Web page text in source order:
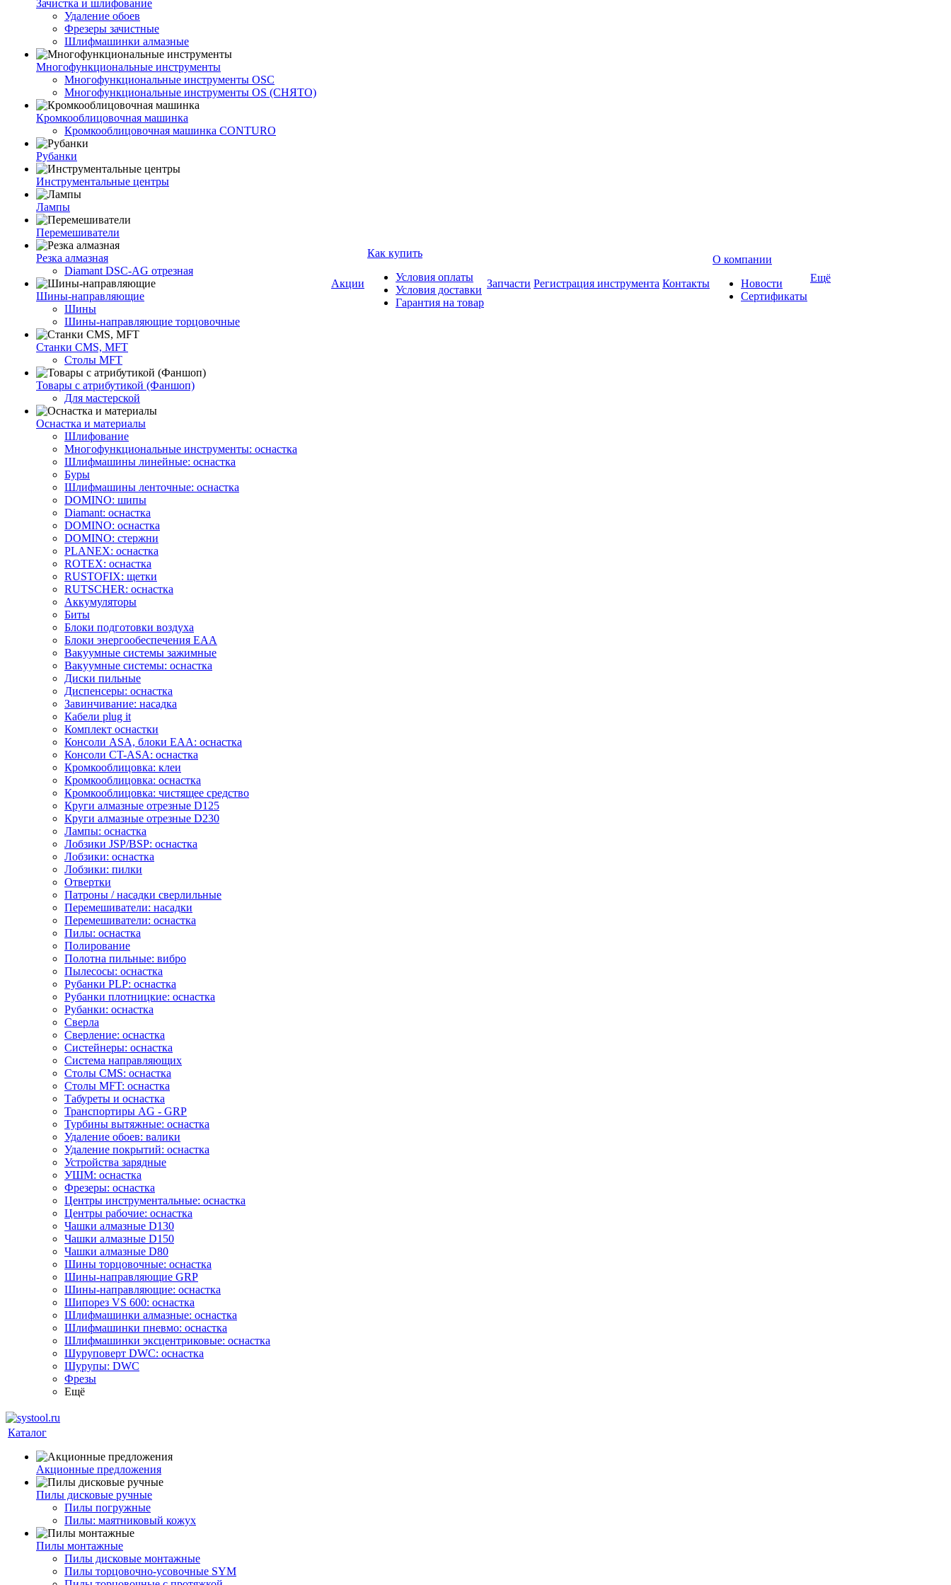
Зачистка и шлифование
Удаление обоев
Фрезеры зачистные
Шлифмашинки алмазные
Многофункциональные инструменты
Многофункциональные инструменты OSC
Многофункциональные инструменты OS (СНЯТО)
Кромкооблицовочная машинка
Кромкооблицовочная машинка CONTURO
Рубанки
Инструментальные центры
Лампы
Перемешиватели
Резка алмазная
Diamant DSC-AG отрезная
Шины-направляющие
Шины
Шины-направляющие торцовочные
Станки CMS, MFT
Столы MFT
Товары с атрибутикой (Фаншоп)
Для мастерской
Оснастка и материалы
Шлифование
Многофункциональные инструменты: оснастка
Шлифмашины линейные: оснастка
Буры
Шлифмашины ленточные: оснастка
DOMINO: шипы
Diamant: оснастка
DOMINO: оснастка
DOMINO: стержни
PLANEX: оснастка
ROTEX: оснастка
RUSTOFIX: щетки
RUTSCHER: оснастка
Аккумуляторы
Биты
Блоки подготовки воздуха
Блоки энергообеспечения EAA
Вакуумные системы зажимные
Вакуумные системы: оснастка
Диски пильные
Диспенсеры: оснастка
Завинчивание: насадка
Кабели plug it
Комплект оснастки
Консоли ASA, блоки EAA: оснастка
Консоли CT-ASA: оснастка
Кромкооблицовка: клеи
Кромкооблицовка: оснастка
Кромкооблицовка: чистящее средство
Круги алмазные отрезные D125
Круги алмазные отрезные D230
Лампы: оснастка
Лобзики JSP/BSP: оснастка
Лобзики: оснастка
Лобзики: пилки
Отвертки
Патроны / насадки сверлильные
Перемешиватели: насадки
Перемешиватели: оснастка
Пилы: оснастка
Полирование
Полотна пильные: вибро
Пылесосы: оснастка
Рубанки PLP: оснастка
Рубанки плотницкие: оснастка
Рубанки: оснастка
Сверла
Сверление: оснастка
Систейнеры: оснастка
Система направляющих
Столы CMS: оснастка
Столы MFT: оснастка
Табуреты и оснастка
Транспортиры AG - GRP
Турбины вытяжные: оснастка
Удаление обоев: валики
Удаление покрытий: оснастка
Устройства зарядные
УШМ: оснастка
Фрезеры: оснастка
Центры инструментальные: оснастка
Центры рабочие: оснастка
Чашки алмазные D130
Чашки алмазные D150
Чашки алмазные D80
Шины торцовочные: оснастка
Шины-направляющие GRP
Шины-направляющие: оснастка
Шипорез VS 600: оснастка
Шлифмашинки алмазные: оснастка
Шлифмашинки пневмо: оснастка
Шлифмашинки эксцентриковые: оснастка
Шуруповерт DWC: оснастка
Шурупы: DWC
Фрезы
Ещё
Акции
Как купить
Условия оплаты
Условия доставки
Гарантия на товар
Запчасти Регистрация инструмента Контакты
О компании
Новости
Сертификаты
Ещё
Каталог
Акционные предложения
Пилы дисковые ручные
Пилы погружные
Пилы: маятниковый кожух
Пилы монтажные
Пилы дисковые монтажные
Пилы торцовочно-усовочные SYM